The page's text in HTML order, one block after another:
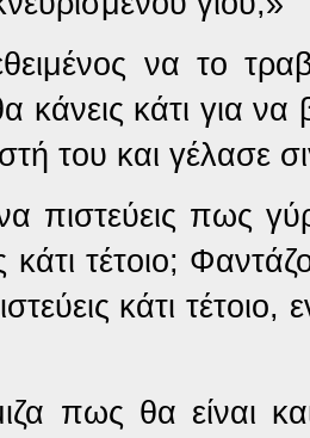
να το
κάνεις κάτι για
του και γέλασε
πιστεύεις πως
κάτι τέτοιο;
κάτι
πως θα είναι